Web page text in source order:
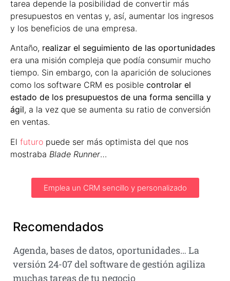
tarea depende la posibilidad de convertir más
presupuestos en ventas y, así, aumentar los ingresos
y los beneficios de una empresa.
Antaño, realizar el seguimiento de las oportunidades
era una misión compleja que podía consumir mucho
tiempo. Sin embargo, con la aparición de soluciones
como los software CRM es posible controlar el
estado de los presupuestos de una forma sencilla y
ágil, a la vez que se aumenta su ratio de conversión
en ventas.
El futuro puede ser más optimista del que nos
mostraba Blade Runner…
Emplea un CRM sencillo y personalizado
Recomendados
Agenda, bases de datos, oportunidades… La
versión 24-07 del software de gestión agiliza
muchas tareas de tu negocio